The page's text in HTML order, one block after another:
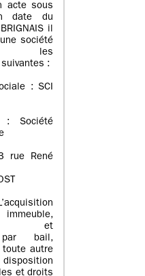
acte sous
date du
il
société
les
:
: SCI
: Société
rue René
et
par bail,
autre
disposition
et droits